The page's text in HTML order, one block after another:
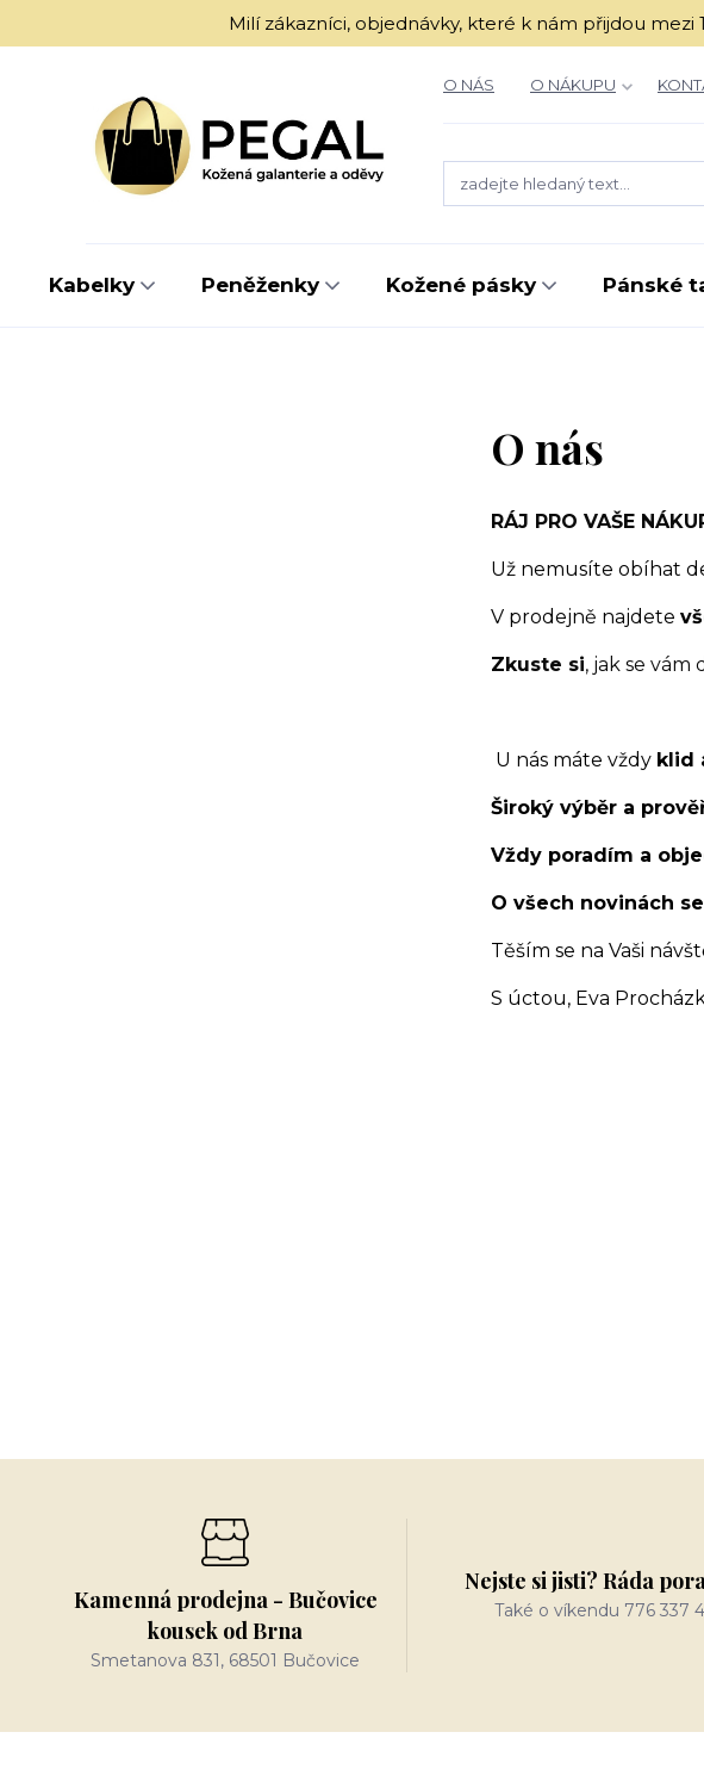
Milí zákazníci, objednávky, které k nám přijdou mezi
O NÁS O NÁKUPU
Kabelky Peněženky Kožené pásky Pánské
O nás
RÁJ PRO VAŠE
Už nemusíte obíhat
V prodejně najdete
Zkuste si, jak se
U nás máte vždy klid
Široký výběr a
Vždy poradím a
O všech novinách
Těším se na Vaši
S úctou, Eva
Kamenná prodejna - Bučovice
kousek od Brna
Smetanova 831, 68501 Bučovice
Nejste si jisti? Ráda
Také o víkendu 776 337